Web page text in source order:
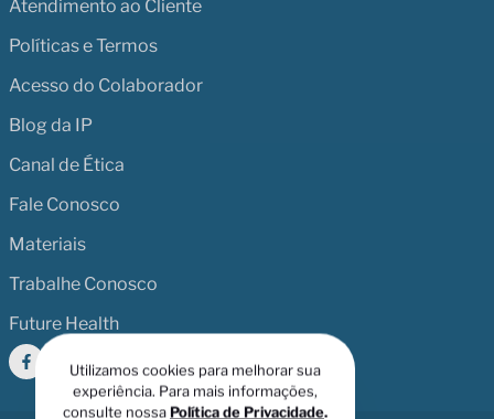
Atendimento ao Cliente
Políticas e Termos
Acesso do Colaborador
Blog da IP
Canal de Ética
Fale Conosco
Materiais
Trabalhe Conosco
Future Health
Utilizamos cookies para melhorar sua
experiência. Para mais informações,
consulte nossa Política de Privacidade